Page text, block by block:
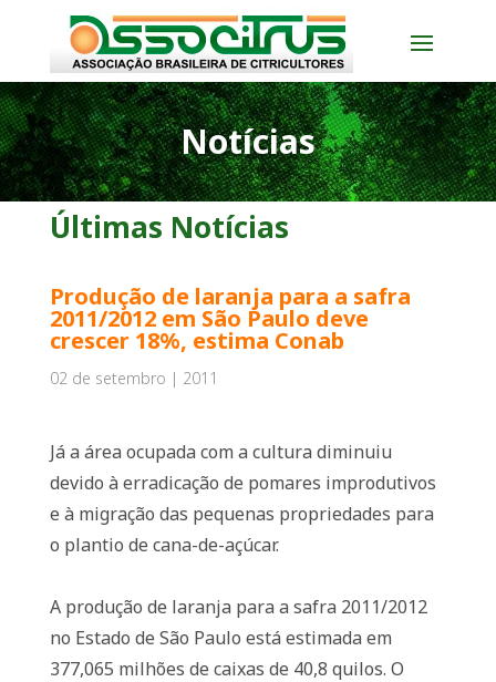
Notícias
Últimas Notícias
Produção de laranja para a safra
2011/2012 em São Paulo deve
crescer 18%, estima Conab
02 de setembro | 2011
Já a área ocupada com a cultura diminuiu
devido à erradicação de pomares improdutivos
e à migração das pequenas propriedades para
o plantio de cana-de-açúcar.
A produção de laranja para a safra 2011/2012
no Estado de São Paulo está estimada em
377,065 milhões de caixas de 40,8 quilos. O